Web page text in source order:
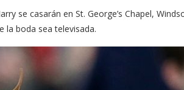
se casarán en St. George’s Chapel,
la boda sea televisada.